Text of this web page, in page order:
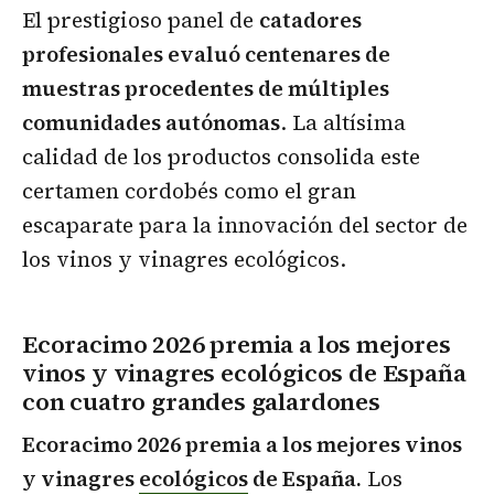
El prestigioso panel de catadores
profesionales evaluó centenares de
muestras procedentes de múltiples
comunidades autónomas. La altísima
calidad de los productos consolida este
certamen cordobés como el gran
escaparate para la innovación del sector de
los vinos y vinagres ecológicos.
Ecoracimo 2026 premia a los mejores
vinos y vinagres ecológicos de España
con cuatro grandes galardones
Ecoracimo 2026 premia a los mejores vinos
y vinagresecológicosde España. Los